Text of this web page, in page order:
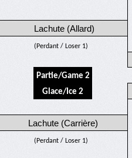
Lachute (Allard)
(Perdant / Loser 1)
Partie/Game 2
Glace/Ice 2
Lachute (Carrière)
(Perdant / Loser 1)